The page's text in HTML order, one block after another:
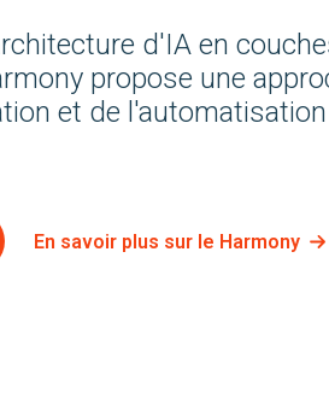
d'IA en
propose une
et de
En savoir plus sur le Harmony